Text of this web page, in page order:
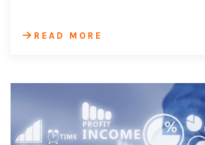
READ MORE